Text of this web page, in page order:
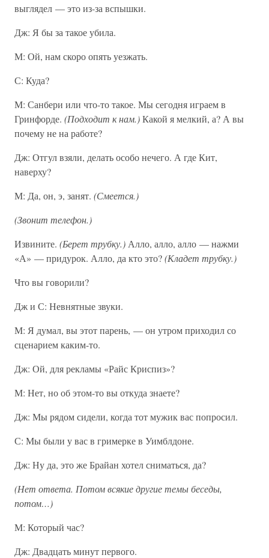
выглядел — это из-за вспышки.
Дж: Я бы за такое убила.
М: Ой, нам скоро опять уезжать.
С: Куда?
М: Санбери или что-то такое. Мы сегодня играем в
Гринфорде. (Подходит к нам.)Какой я мелкий, а? А вы
почему не на работе?
Дж: Отгул взяли, делать особо нечего. А где Кит,
наверху?
М: Да, он, э, занят. (Смеется.)
(Звонит телефон.)
Извините. (Берет трубку.) Алло, алло, алло — нажми
«А» — придурок. Алло, да кто это?(Кладет трубку.)
Что вы говорили?
Дж и С: Невнятные звуки.
М: Я думал, вы этот парень, — он утром приходил со
сценарием каким-то.
Дж: Ой, для рекламы «Райс Криспиз»?
М: Нет, но об этом-то вы откуда знаете?
Дж: Мы рядом сидели, когда тот мужик вас попросил.
С: Мы были у вас в гримерке в Уимблдоне.
Дж: Ну да, это же Брайан хотел сниматься, да?
(Нет ответа. Потом всякие другие темы беседы,
потом…)
М: Который час?
Дж: Двадцать минут первого.